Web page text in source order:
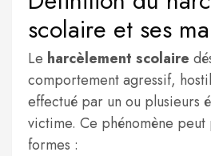
scolaire et ses
Le harcèlement scolaire
comportement agressif,
effectué par un ou plusieurs
victime. Ce phénomène
formes :